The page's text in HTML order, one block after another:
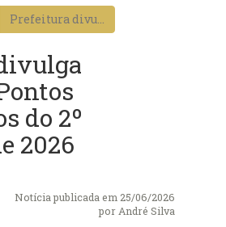
Prefeitura divu...
do 2º
2026
Notícia publicada em 25/06/2026
por André Silva